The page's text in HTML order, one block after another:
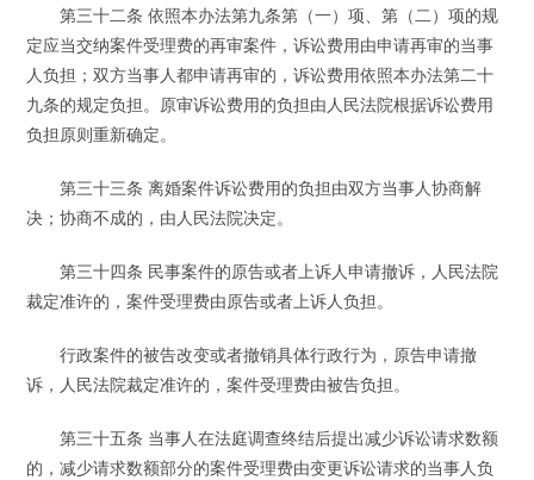
第三十二条 依照本办法第九条第（一）项、第（二）项的规
定应当交纳案件受理费的再审案件，诉讼费用由申请再审的当事
人负担；双方当事人都申请再审的，诉讼费用依照本办法第二十
九条的规定负担。原审诉讼费用的负担由人民法院根据诉讼费用
负担原则重新确定。
第三十三条 离婚案件诉讼费用的负担由双方当事人协商解
决；协商不成的，由人民法院决定。
第三十四条 民事案件的原告或者上诉人申请撤诉，人民法院
裁定准许的，案件受理费由原告或者上诉人负担。
行政案件的被告改变或者撤销具体行政行为，原告申请撤
诉，人民法院裁定准许的，案件受理费由被告负担。
第三十五条 当事人在法庭调查终结后提出减少诉讼请求数额
的，减少请求数额部分的案件受理费由变更诉讼请求的当事人负